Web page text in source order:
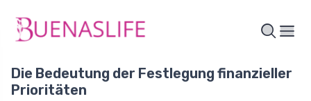
Die Bedeutung der Festlegung finanzieller
Prioritäten